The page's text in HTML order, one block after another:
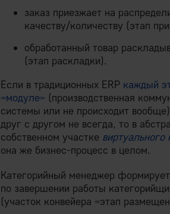
заказ приезжает на
качеству/количеству (этап
обработанный товар
(этап раскладки).
Если в традиционных ERP каждый
«модуле» (производственная
системы или не происходит
друг с другом не всегда, то в
собственном участке виртуального
она же бизнес-процесс в целом.
Категорийный менеджер
по завершении работы
(участок конвейера «этап